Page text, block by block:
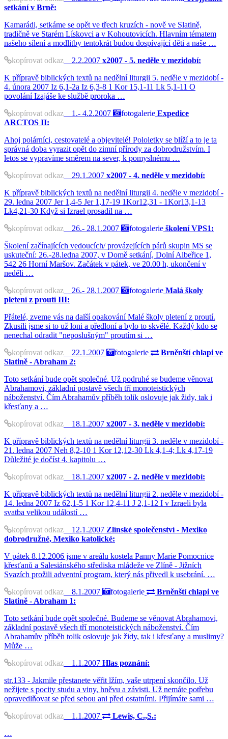
setkání v Brně:
Kamarádi, setkáme se opět ve třech kruzích - nově ve Slatině,
tradičně ve Starém Lískovci a v Kohoutovicích. Hlavním tématem
našeho sílení a modlitby tentokrát budou dospívající děti a naše …
kopírovat odkaz 2.2.2007 x2007 - 5. neděle v mezidobí:
K přípravě biblických textů na nedělní liturgii 5. neděle v mezidobí -
4. února 2007 Iz 6,1-2a Iz 6,3-8 1 Kor 15,1-11 Lk 5,1-11 O
povolání Izajáše ke službě proroka …
kopírovat odkaz 1.- 4.2.2007 fotogalerie Expedice
ARCTOS II:
Ahoj polárníci, cestovatelé a objevitelé! Pololetky se blíží a to je ta
správná doba vyrazit opět do zimní přírody za dobrodružstvím. I
letos se vypravíme směrem na sever, k pomyslnému …
kopírovat odkaz 29.1.2007 x2007 - 4. neděle v mezidobí:
K přípravě biblických textů na nedělní liturgii 4. neděle v mezidobí -
29. ledna 2007 Jer 1,4-5 Jer 1,17-19 1Kor12,31 - 1Kor13,1-13
Lk4,21-30 Když si Izrael prosadil na …
kopírovat odkaz 26.- 28.1.2007 fotogalerie školení VPS1:
Školení začínajících vedoucích/ provázejících párů skupin MS se
uskuteční: 26.-28.ledna 2007, v Domě setkání, Dolní Albeřice 1,
542 26 Horní Maršov. Začátek v pátek, ve 20.00 h, ukončení v
neděli …
kopírovat odkaz 26.- 28.1.2007 fotogalerie Malá školy
pletení z proutí III:
Přátelé, zveme vás na další opakování Malé školy pletení z proutí.
Zkusili jsme si to už loni a předloní a bylo to skvělé. Každý kdo se
nenechal odradit "neposlušným" proutím si …
kopírovat odkaz 22.1.2007 fotogalerie
Brněnští chlapi ve
Slatině - Abraham 2:
Toto setkání bude opět společné. Už podruhé se budeme věnovat
Abrahamovi, základní postavě všech tří monoteistických
náboženství. Čím Abrahamův příběh tolik oslovuje jak židy, tak i
křesťany a …
kopírovat odkaz 18.1.2007 x2007 - 3. neděle v mezidobí:
K přípravě biblických textů na nedělní liturgii 3. neděle v mezidobí -
21. ledna 2007 Neh 8,2-10 1 Kor 12,12-30 Lk 4,1-4; Lk 4,17-19
Důležité je dočíst 4. kapitolu …
kopírovat odkaz 18.1.2007 x2007 - 2. neděle v mezidobí:
K přípravě biblických textů na nedělní liturgii 2. neděle v mezidobí -
14. ledna 2007 Iz 62,1-5 1 Kor 12,4-11 J 2,1-12 I v Izraeli byla
svatba velikou událostí …
kopírovat odkaz 12.1.2007 Zlínské společenství - Mexiko
dobrodružné, Mexiko katolické:
V pátek 8.12.2006 jsme v areálu kostela Panny Marie Pomocnice
křesťanů a Salesiánského střediska mládeže ve Zlíně - Jižních
Svazích prožili adventní program, který nás přivedl k usebrání. …
kopírovat odkaz 8.1.2007 fotogalerie
Brněnští chlapi ve
Slatině - Abraham 1:
Toto setkání bude opět společné. Budeme se věnovat Abrahamovi,
základní postavě všech tří monoteistických náboženství. Čím
Abrahamův příběh tolik oslovuje jak židy, tak i křesťany a muslimy?
Může …
kopírovat odkaz 1.1.2007 Hlas poznání:
str.133 - Jakmile přestanete věřit lžím, vaše utrpení skončilo. Už
nežijete s pocity studu a viny, hněvu a závisti. Už nemáte potřebu
opravedlňovat se před sebou ani před ostatními. Přijímáte sami …
kopírovat odkaz 1.1.2007
Lewis, C.,S.:
…